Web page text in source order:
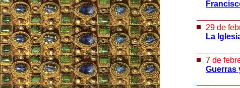
29 de
La
7 de
Guerras